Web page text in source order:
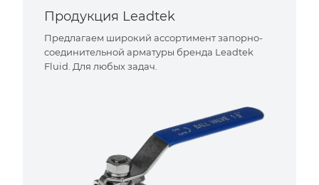
Продукция Leadtek
Предлагаем широкий ассортимент запорно-
соединительной арматуры бренда Leadtek
Fluid. Для любых задач.